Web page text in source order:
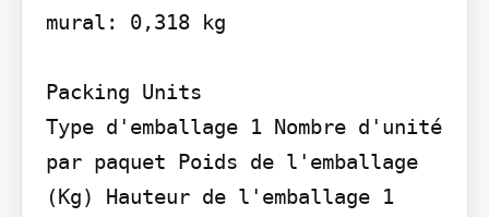
mural: 0,318 kg
Packing Units
Type d'emballage 1 Nombre d'unité
par paquet Poids de l'emballage
(Kg) Hauteur de l'emballage 1